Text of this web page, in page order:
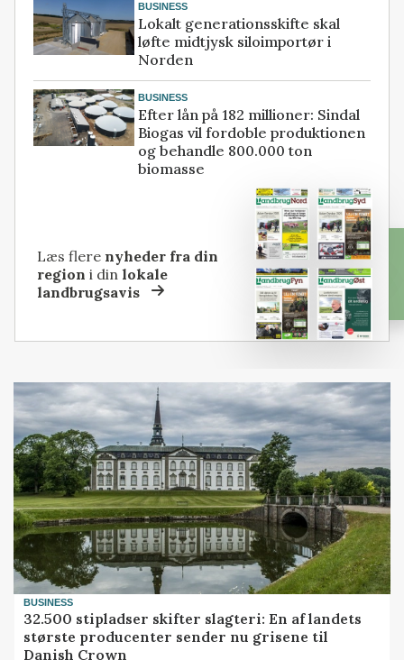
BUSINESS
Lokalt generationsskifte skal
løfte midtjysk siloimportør i
Norden
BUSINESS
Efter lån på 182 millioner: Sindal
Biogas vil fordoble produktionen
og behandle 800.000 ton
biomasse
Læs flere nyheder fra din
region i dinlokale
landbrugsavis
BUSINESS
32.500 stipladser skifter slagteri: En af landets
største producenter sender nu grisene til
Danish Crown